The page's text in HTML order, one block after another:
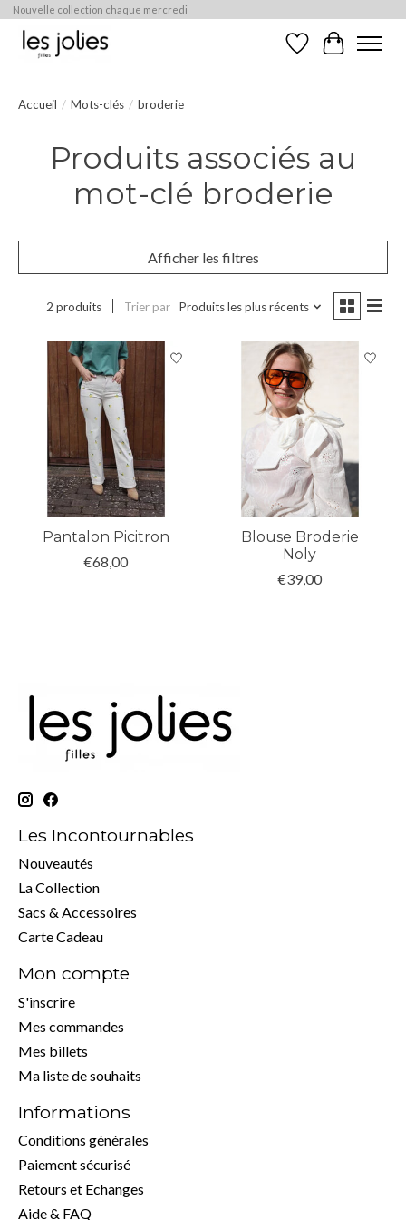
Nouvelle collection chaque mercredi
Liste de souhaits
Panier
Accueil / Mots-clés / broderie
Produits associés au
mot-clé broderie
Afficher les filtres
2 produits Trier par Produits les plus récents
Pantalon Picitron
€68,00
Blouse Broderie
Noly
€39,00
Les Incontournables
Nouveautés
La Collection
Sacs & Accessoires
Carte Cadeau
Mon compte
S'inscrire
Mes commandes
Mes billets
Ma liste de souhaits
Informations
Conditions générales
Paiement sécurisé
Retours et Echanges
Aide & FAQ